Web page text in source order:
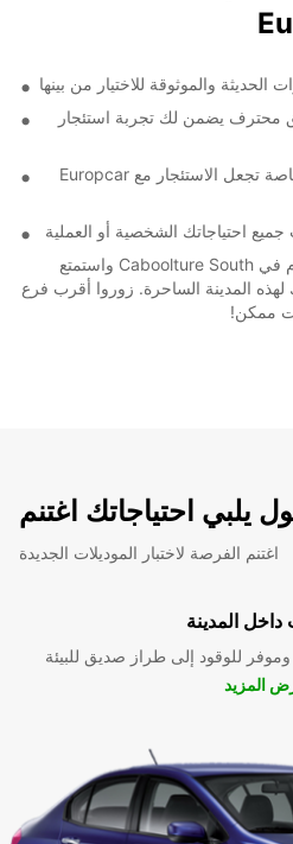
والموثوقة للاختيار من بينها
محترف يضمن لك تجربة استئجار
أسعار تنافسية وعروض خاصة تجعل الاستئجار مع Europcar
احتياجاتك الشخصية أو العملية
احجز سيارتك مع Europcar اليوم في Caboolture South واستمتع
لهذه المدينة الساحرة. زوروا أقرب فرع
ممكن!
يلبي احتياجاتك اغتنم
اغتنم الفرصة لاختبار الموديلات الجديدة
المدينة
للوقود إلى طراز صديق للبيئة
المزيد